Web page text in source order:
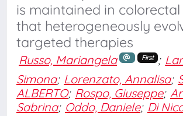
is maintained in
that heterogeneously
targeted therapies
Russo, Mariangela First ;
Simona; Lorenzato, Annalisa;
ALBERTO; Rospo, Giuseppe;
Sabrina; Oddo, Daniele; Di